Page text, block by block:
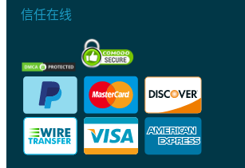
信任在线